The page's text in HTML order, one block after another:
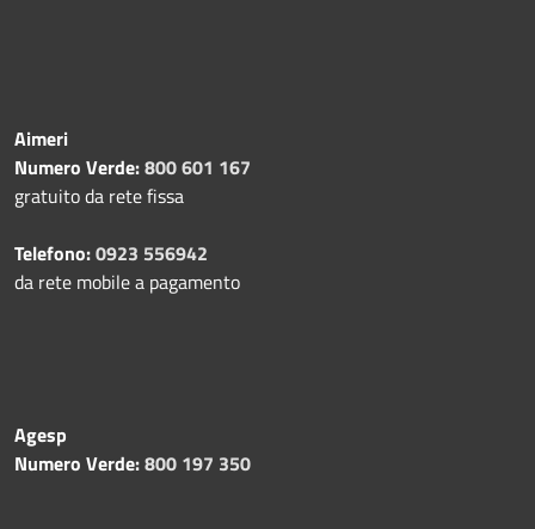
Aimeri
Numero Verde:800 601 167
gratuito da rete fissa
Telefono:0923 556942
da rete mobile a pagamento
Agesp
Numero Verde:800 197 350